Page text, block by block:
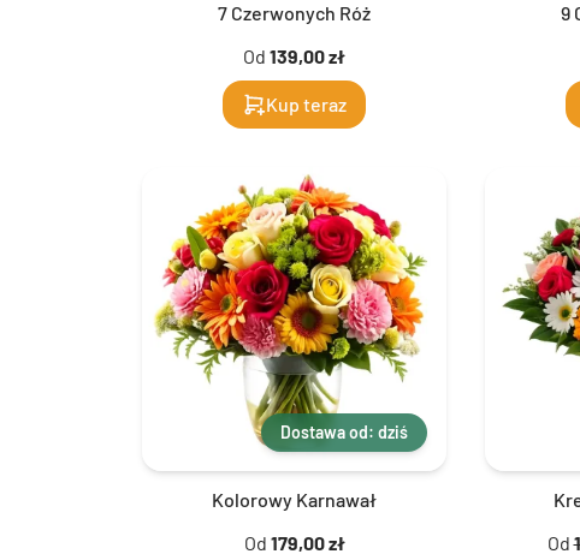
7 Czerwonych Róż
Od 139,00 zł
Kup teraz
9
Dostawa od: dziś
Kolorowy Karnawał
Od 179,00 zł
Od